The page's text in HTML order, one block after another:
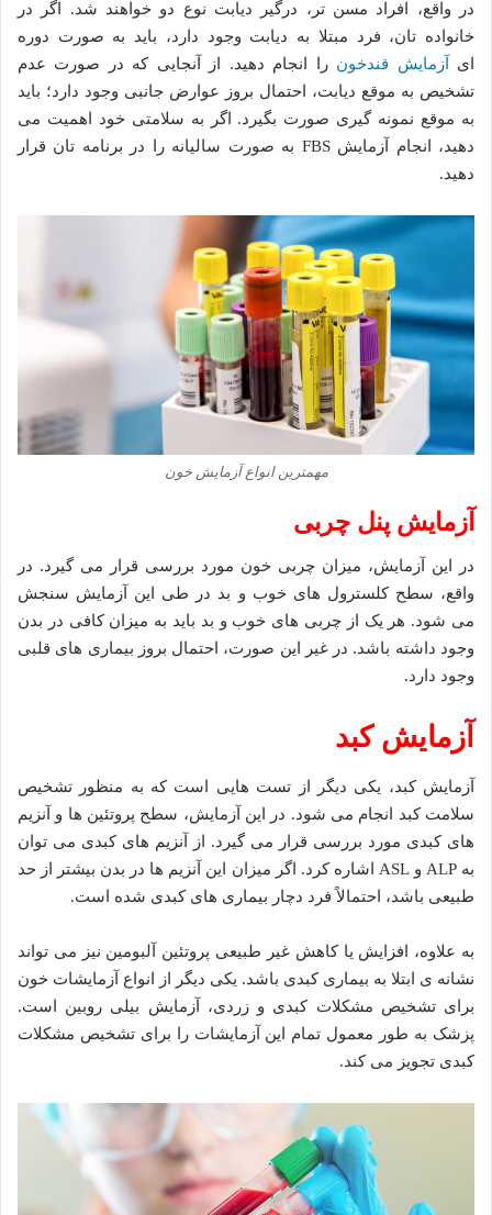
در واقع، افراد مسن تر، درگیر دیابت نوع دو خواهند شد. اگر در
خانواده تان، فرد مبتلا به دیابت وجود دارد، باید به صورت دوره
ای
آزمایش قندخون را انجام دهید. از آنجایی که در صورت عدم
تشخیص به موقع دیابت، احتمال بروز عوارض جانبی وجود دارد؛ باید
به موقع نمونه گیری صورت بگیرد. اگر به سلامتی خود اهمیت می
دهید، انجام آزمایش FBS به صورت سالیانه را در برنامه تان قرار
دهید.
مهمترین انواع آزمایش خون
آزمایش پنل چربی
در این آزمایش، میزان چربی خون مورد بررسی قرار می گیرد. در
واقع، سطح کلسترول های خوب و بد در طی این آزمایش سنجش
می شود. هر یک از چربی های خوب و بد باید به میزان کافی در بدن
وجود داشته باشد. در غیر این صورت، احتمال بروز بیماری های قلبی
وجود دارد.
آزمایش کبد
آزمایش کبد، یکی دیگر از تست هایی است که به منظور تشخیص
سلامت کبد انجام می شود. در این آزمایش، سطح پروتئین ها و آنزیم
های کبدی مورد بررسی قرار می گیرد. از آنزیم های کبدی می توان
به ALP و ASL اشاره کرد. اگر میزان این آنزیم ها در بدن بیشتر از حد
طبیعی باشد، احتمالاً فرد دچار بیماری های کبدی شده است.
به علاوه، افزایش یا کاهش غیر طبیعی پروتئین آلبومین نیز می تواند
نشانه ی ابتلا به بیماری کبدی باشد. یکی دیگر از انواع آزمایشات خون
برای تشخیص مشکلات کبدی و زردی، آزمایش بیلی روبین است.
پزشک به طور معمول تمام این آزمایشات را برای تشخیص مشکلات
کبدی تجویز می کند.